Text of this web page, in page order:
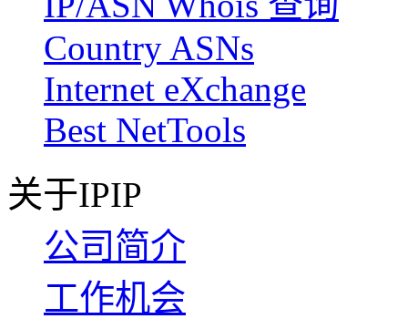
Country ASNs
Internet eXchange
Best NetTools
关于IPIP
公司简介
工作机会